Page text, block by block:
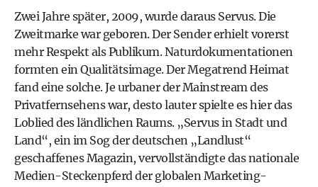
Zwei Jahre später, 2009, wurde daraus Servus. Die
Zweitmarke war geboren. Der Sender erhielt vorerst
mehr Respekt als Publikum. Naturdokumentationen
formten ein Qualitätsimage. Der Megatrend Heimat
fand eine solche. Je urbaner der Mainstream des
Privatfernsehens war, desto lauter spielte es hier das
Loblied des ländlichen Raums. „Servus in Stadt und
Land“, ein im Sog der deutschen „Landlust“
geschaffenes Magazin, vervollständigte das nationale
Medien-Steckenpferd der globalen Marketing-